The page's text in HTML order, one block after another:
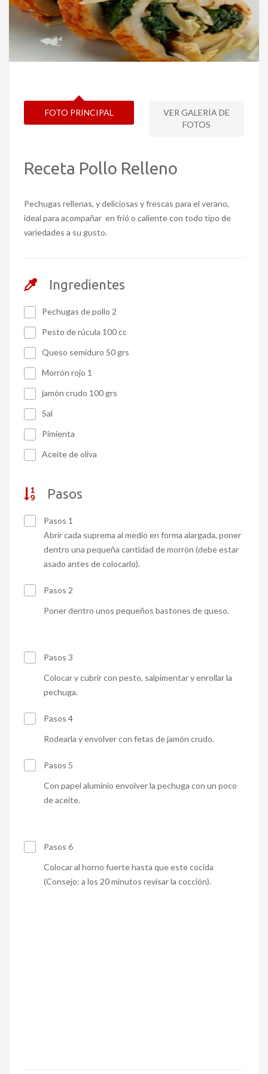
FOTO PRINCIPAL
VER GALERÍA DE
FOTOS
Receta Pollo Relleno
Pechugas rellenas, y deliciosas y frescas para el verano,
ideal para acompañar en frió o caliente con todo tipo de
variedades a su gusto.
Ingredientes
Pechugas de pollo 2
Pesto de rúcula 100 cc
Queso semiduro 50 grs
Morrón rojo 1
jamón crudo 100 grs
Sal
Pimienta
Aceite de oliva
Pasos
Pasos 1
Abrir cada suprema al medio en forma alargada, poner
dentro una pequeña cantidad de morrón (debe estar
asado antes de colocarlo).
Pasos 2
Poner dentro unos pequeños bastones de queso.
Pasos 3
Colocar y cubrir con pesto, salpimentar y enrollar la
pechuga.
Pasos 4
Rodearla y envolver con fetas de jamón crudo.
Pasos 5
Con papel aluminio envolver la pechuga con un poco
de aceite.
Pasos 6
Colocar al horno fuerte hasta que este cocida
(Consejo: a los 20 minutos revisar la cocción).